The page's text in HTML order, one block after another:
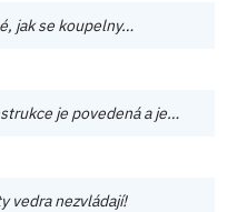
jak se koupelny…
je povedená a je…
vedra nezvládají!